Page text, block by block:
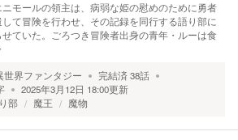
モールの領主は、病弱な姫の慰めのために勇者
て冒険を行わせ、その記録を同行する語り部に
ていた。ごろつき冒険者出身の青年・ルーは食
世界ファンタジー 完結済38話
2025年3月12日 18:00更新
部 魔王 魔物